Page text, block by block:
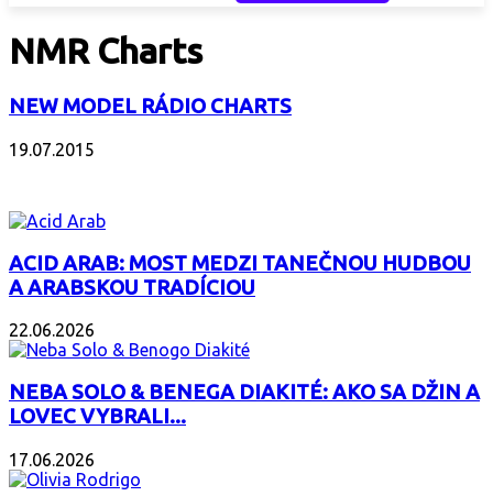
NMR Charts
NEW MODEL RÁDIO CHARTS
19.07.2015
ACID ARAB: MOST MEDZI TANEČNOU HUDBOU
A ARABSKOU TRADÍCIOU
22.06.2026
NEBA SOLO & BENEGA DIAKITÉ: AKO SA DŽIN A
LOVEC VYBRALI...
17.06.2026